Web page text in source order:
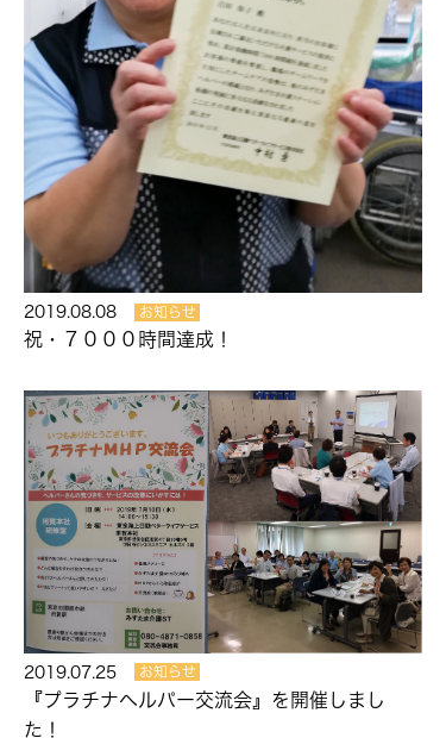
2019.08.08 お知らせ
祝・７０００時間達成！
2019.07.25 お知らせ
『プラチナヘルパー交流会』を開催しまし
た！